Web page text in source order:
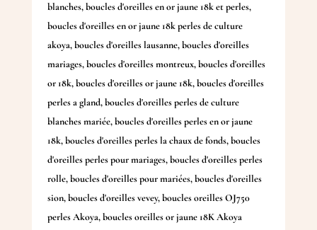
blanches,boucles d'oreilles en or jaune 18k et perles,
boucles d'oreilles en or jaune 18k perles de culture
akoya,boucles d'oreilles lausanne,boucles d'oreilles
mariages,boucles d'oreilles montreux,boucles d'oreilles
or 18k,boucles d'oreilles or jaune 18k,boucles d'oreilles
perles a gland,boucles d'oreilles perles de culture
blanches mariée,boucles d'oreilles perles en or jaune
18k,boucles d'oreilles perles la chaux de fonds,boucles
d'oreilles perles pour mariages,boucles d'oreilles perles
rolle,boucles d'oreilles pour mariées,boucles d'oreilles
sion,boucles d'oreilles vevey,boucles oreilles OJ750
perles Akoya,boucles oreilles or jaune 18K Akoya